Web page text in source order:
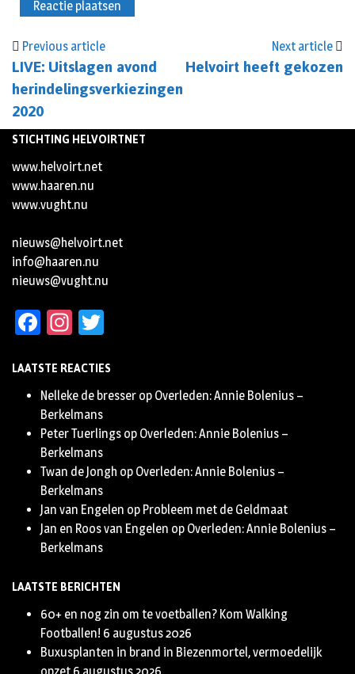
Previous article
LIVE: Uitslagen avond
herindelingsverkiezingen
2020
Next article
Helvoirt heeft gekozen
STICHTING HELVOIRTNET
www.helvoirt.net
www.haaren.nu
www.vught.nu
nieuws@helvoirt.net
info@haaren.nu
nieuws@vught.nu
Facebook
Instagram
LAATSTE REACTIES
Nelleke de bresser op Overleden: Annie Bolenius –
Berkelmans
Peter Tuerlings op Overleden: Annie Bolenius –
Berkelmans
Twan de Jongh op Overleden: Annie Bolenius –
Berkelmans
Jan van Engelen op Probleem met de Geldmaat
Jan en Roos van Engelen op Overleden: Annie Bolenius –
Berkelmans
LAATSTE BERICHTEN
60+ en nog zin om te voetballen? Kom Walking
Footballen! 6 augustus 2026
Buxusplanten in brand in Biezenmortel, vermoedelijk